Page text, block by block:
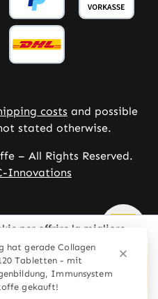
costs and possible
stated otherwise.
– All Rights Reserved.
Innovations
per offrire la migliore
informazioni ...
tecnicamente necessari